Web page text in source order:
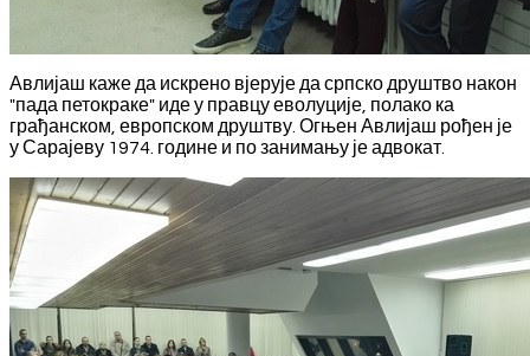
Авлијаш каже да искрено вјерује да српско друштво након
"пада петокраке" иде у правцу еволуције, полако ка
грађанском, европском друштву. Огњен Авлијаш рођен је
у Сарајеву 1974. године и по занимању је адвокат.